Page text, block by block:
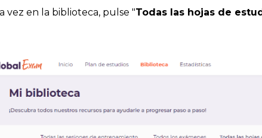
vez en la biblioteca, pulse "Todas las hojas de